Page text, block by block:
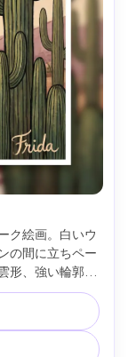
ク絵画。白いウ
の間に立ちペー
形、強い輪郭、
細イラスト、
ネマティック照